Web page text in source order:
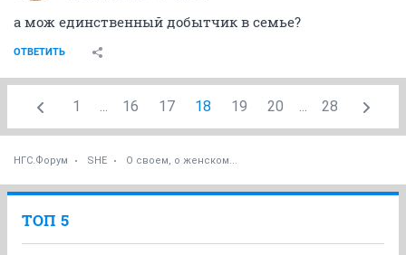
а мож единственный добытчик в семье?
ОТВЕТИТЬ
1 ... 16 17 18 19 20 ... 28
НГС.Форум SHE О своем, о женском...
ТОП 5